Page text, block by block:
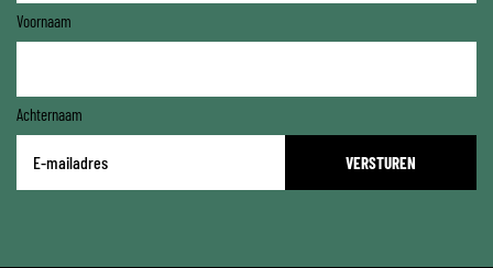
Voornaam
Achternaam
mailadres